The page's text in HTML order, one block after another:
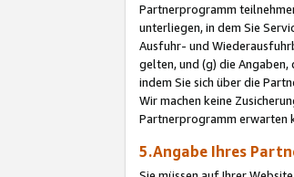
Partnerprogramm
unterliegen, in dem Sie
Ausfuhr- und
gelten, und (g) die
indem Sie sich über die
Wir machen keine
Partnerprogramm erwarten
5.Angabe Ihres